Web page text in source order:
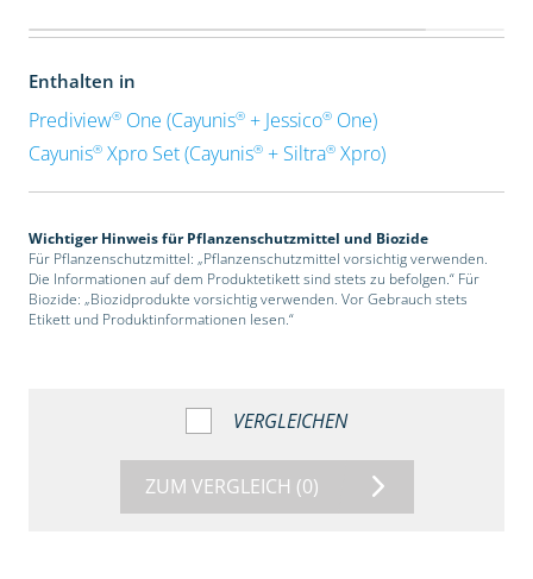
Enthalten in
Prediview®One (Cayunis®+ Jessico®One)
Cayunis®Xpro Set (Cayunis®+ Siltra®Xpro)
Wichtiger Hinweis für Pflanzenschutzmittel und Biozide
Für Pflanzenschutzmittel: „Pflanzenschutzmittel vorsichtig verwenden.
Die Informationen auf dem Produktetikett sind stets zu befolgen.“ Für
Biozide: „Biozidprodukte vorsichtig verwenden. Vor Gebrauch stets
Etikett und Produktinformationen lesen.“
VERGLEICHEN
ZUM VERGLEICH (0)